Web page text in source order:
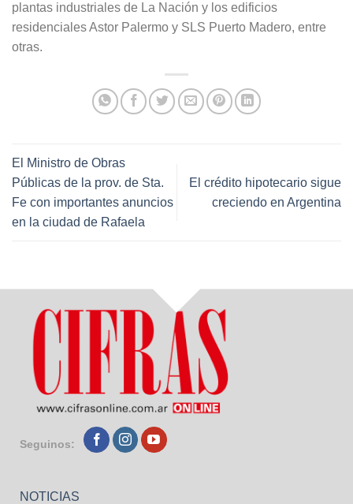
plantas industriales de La Nación y los edificios
residenciales Astor Palermo y SLS Puerto Madero, entre
otras.
El Ministro de Obras
Públicas de la prov. de Sta.
Fe con importantes anuncios
en la ciudad de Rafaela
El crédito hipotecario sigue
creciendo en Argentina
Seguinos:
NOTICIAS